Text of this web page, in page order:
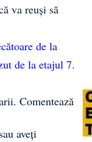
va reuși să
de la
de la etajul 7.
Comentează
aveți